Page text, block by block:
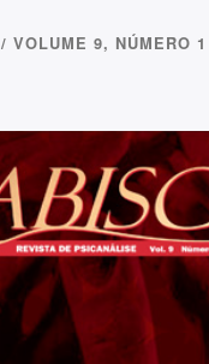
/ VOLUME 9, NÚMERO 1